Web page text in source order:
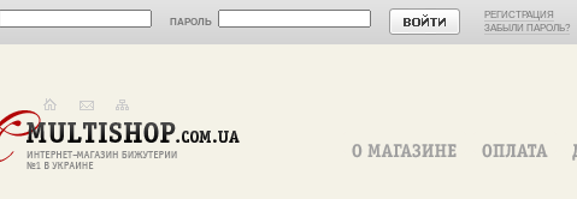
ПАРОЛЬ
РЕГИСТРАЦИЯ
ЗАБЫЛИ ПАРОЛЬ?